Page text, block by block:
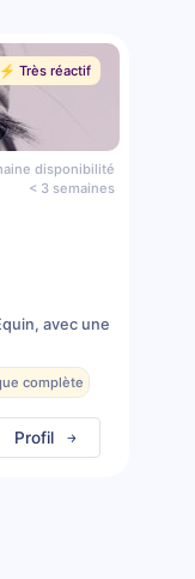
⚡️ Très réactif
disponibilité
< 3 semaines
avec une
complète
Profil